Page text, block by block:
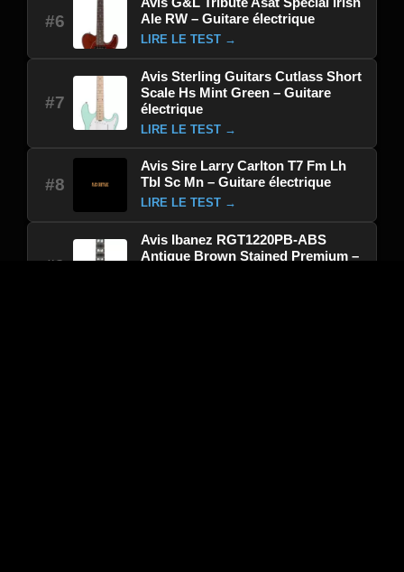
#6
Ale RW – Guitare électrique
LIRE LE TEST →
#7
Avis Sterling Guitars Cutlass Short
Scale Hs Mint Green – Guitare
électrique
LIRE LE TEST →
#8
Avis Sire Larry Carlton T7 Fm Lh
Tbl Sc Mn – Guitare électrique
LIRE LE TEST →
#9
Avis Ibanez RGT1220PB-ABS
Antique Brown Stained Premium –